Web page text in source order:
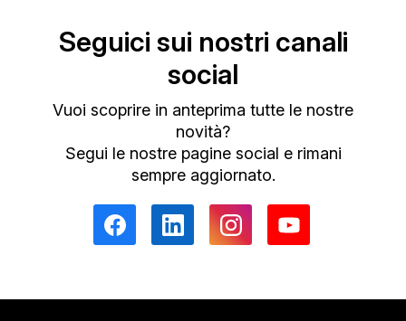
Seguici sui nostri canali
social
Vuoi scoprire in anteprima tutte le nostre
novità?
Segui le nostre pagine social e rimani
sempre aggiornato.